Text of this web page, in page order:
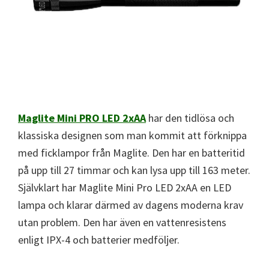
Maglite Mini PRO LED 2xAAhar den tidlösa och
klassiska designen som man kommit att förknippa
med ficklampor från Maglite. Den har en batteritid
på upp till 27 timmar och kan lysa upp till 163 meter.
Självklart har Maglite Mini Pro LED 2xAA en LED
lampa och klarar därmed av dagens moderna krav
utan problem. Den har även en vattenresistens
enligt IPX-4 och batterier medföljer.